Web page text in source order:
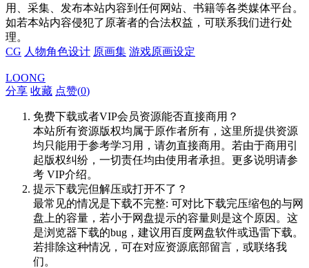
用、采集、发布本站内容到任何网站、书籍等各类媒体平台。
如若本站内容侵犯了原著者的合法权益，可联系我们进行处
理。
CG 人物角色设计 原画集 游戏原画设定
LOONG
分享 收藏 点赞(0)
免费下载或者VIP会员资源能否直接商用？
本站所有资源版权均属于原作者所有，这里所提供资源
均只能用于参考学习用，请勿直接商用。若由于商用引
起版权纠纷，一切责任均由使用者承担。更多说明请参
考 VIP介绍。
提示下载完但解压或打开不了？
最常见的情况是下载不完整: 可对比下载完压缩包的与网
盘上的容量，若小于网盘提示的容量则是这个原因。这
是浏览器下载的bug，建议用百度网盘软件或迅雷下载。
若排除这种情况，可在对应资源底部留言，或联络我
们。